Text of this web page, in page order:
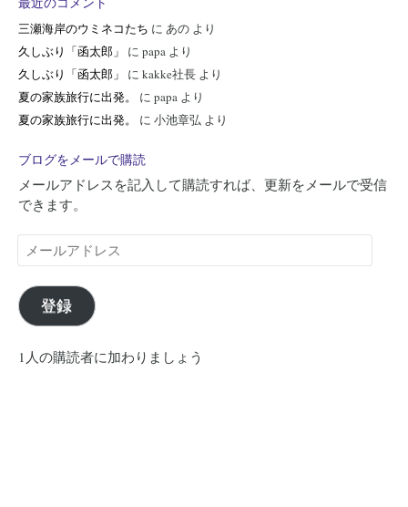
最近のコメント
三瀬海岸のウミネコたち に あの より
久しぶり「函太郎」
に papa より
久しぶり「函太郎」
に kakke社長 より
夏の家族旅行に出発。
に papa より
夏の家族旅行に出発。
に 小池章弘 より
ブログをメールで購読
メールアドレスを記入して購読すれば、更新をメールで受信
できます。
ー
ル
ア
ド
ス
登録
1人の購読者に加わりましょう